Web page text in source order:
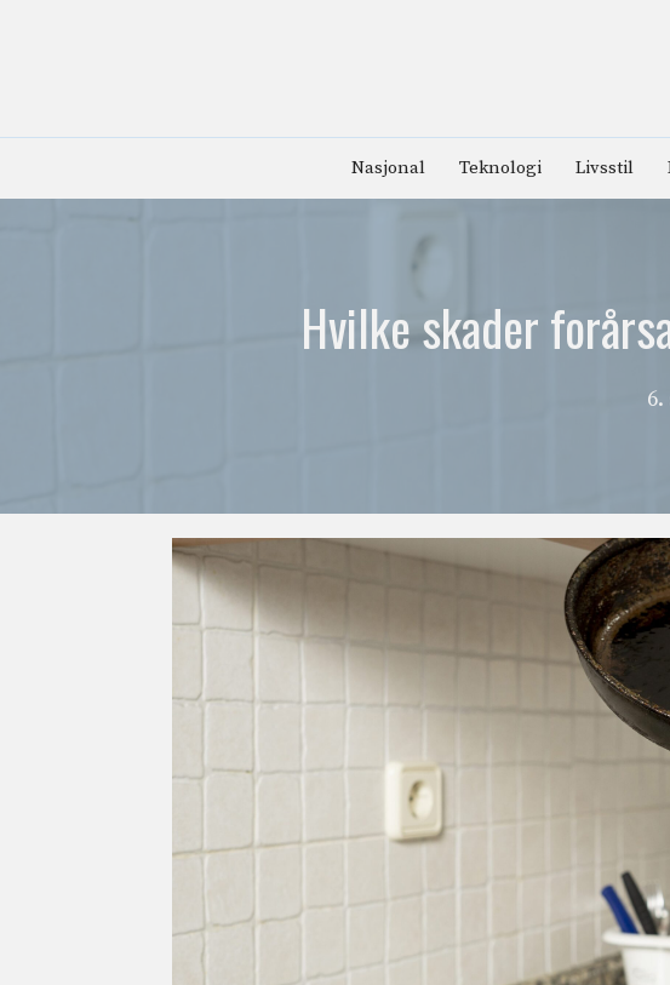
Nasjonal Teknologi Livsstil
Hvilke skader